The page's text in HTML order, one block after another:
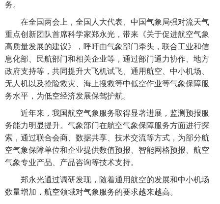
务。
在全国两会上，全国人大代表、中国气象局强对流天气
重点创新团队首席科学家郑永光，带来《关于促进航空气象
高质量发展的建议》，呼吁由气象部门牵头，联合工业和信
息化部、民航部门和相关企业等，通过部门通力协作、地方
政府支持等，共同提升大飞机试飞、通用航空、中小机场、
无人机以及抢险救灾、海上搜救等中低空作业等气象保障服
务水平，为低空经济发展保驾护航。
近年来，我国航空气象服务取得显著进展，监测预报服
务能力明显提升。气象部门在航空气象保障服务方面进行探
索，通过联合会商、数据共享、技术交流等方式，为部分航
空气象保障单位和企业提供数值预报、智能网格预报、航空
气象专业产品、产品咨询等技术支持。
郑永光通过调研发现，随着通用航空的发展和中小机场
数量增加，航空领域对气象服务的要求越来越高。